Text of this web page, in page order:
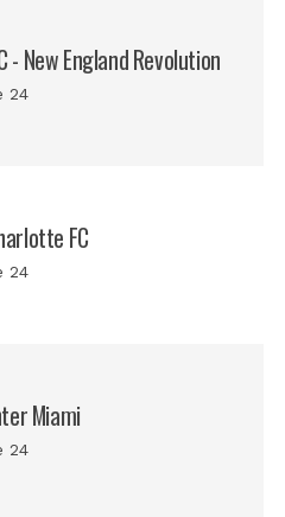
- New England Revolution
24
FC
24
Miami
24